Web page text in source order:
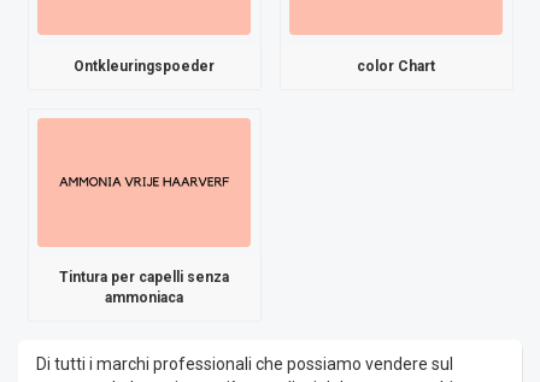
Ontkleuringspoeder color Chart
Tintura per capelli senza
ammoniaca
Di tutti i marchi professionali che possiamo vendere sul